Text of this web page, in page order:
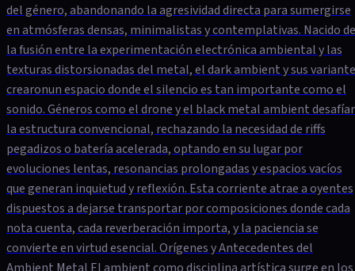
del género, abandonando la agresividad directa para sumergirse
en atmósferas densas, minimalistas y contemplativas. Nacido de
la fusión entre la experimentación electrónica ambiental y las
texturas distorsionadas del metal, el dark ambient y sus
crearonun espacio donde el silencio es tan importante como el
sonido. Géneros como el drone y el black metal ambient
la estructura convencional, rechazando la necesidad de riffs
pegadizos o batería acelerada, optando en su lugar por
evoluciones lentas, resonancias prolongadas y espacios vacíos
que generan inquietud y reflexión. Esta corriente atrae a oyentes
dispuestos a dejarse transportar por composiciones donde cada
nota cuenta, cada reverberación importa, y la paciencia se
convierte en virtud esencial. Orígenes y Antecedentes del